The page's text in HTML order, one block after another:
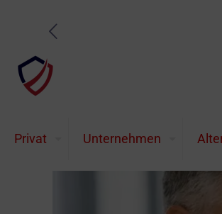
Privat Unternehmen
Private